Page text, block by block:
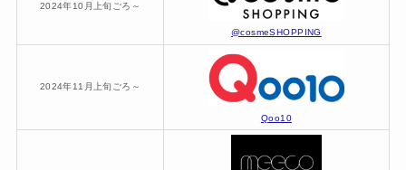
2024年10月上旬ごろ～
@cosmeSHOPPING
2024年11月上旬ごろ～
Qoo10